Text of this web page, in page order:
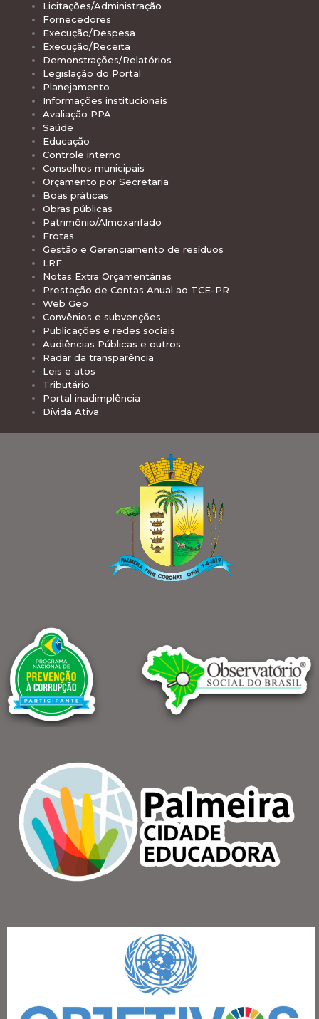
Licitações/Administração
Fornecedores
Execução/Despesa
Execução/Receita
Demonstrações/Relatórios
Legislação do Portal
Planejamento
Informações institucionais
Avaliação PPA
Saúde
Educação
Controle interno
Conselhos municipais
Orçamento por Secretaria
Boas práticas
Obras públicas
Patrimônio/Almoxarifado
Frotas
Gestão e Gerenciamento de resíduos
LRF
Notas Extra Orçamentárias
Prestação de Contas Anual ao TCE-PR
Web Geo
Convênios e subvenções
Publicações e redes sociais
Audiências Públicas e outros
Radar da transparência
Leis e atos
Tributário
Portal inadimplência
Dívida Ativa